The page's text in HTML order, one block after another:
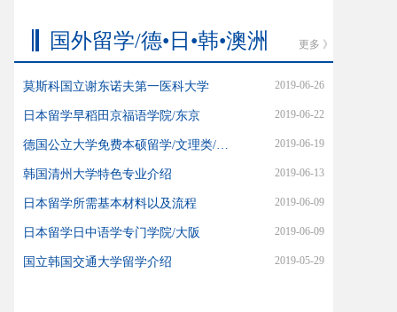
国外留学/德•日•韩•澳洲 更多 》
莫斯科国立谢东诺夫第一医科大学 2019-06-26
日本留学早稻田京福语学院/东京 2019-06-22
2019-06-19
韩国清州大学特色专业介绍 2019-06-13
日本留学所需基本材料以及流程 2019-06-09
日本留学日中语学专门学院/大阪 2019-06-09
国立韩国交通大学留学介绍 2019-05-29